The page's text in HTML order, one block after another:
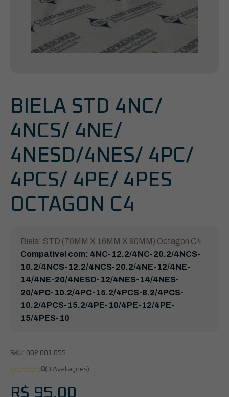
BIELA STD 4NC/
4NCS/ 4NE/
4NESD/4NES/ 4PC/
4PCS/ 4PE/ 4PES
OCTAGON C4
Biela: STD (70MM X 16MM X 90MM) Octagon C4
Compatível com: 4NC-12.2/4NC-20.2/4NCS-
10.2/4NCS-12.2/4NCS-20.2/4NE-12/4NE-
14/4NE-20/4NESD-12/4NES-14/4NES-
20/4PC-10.2/4PC-15.2/4PCS-8.2/4PCS-
10.2/4PCS-15.2/4PE-10/4PE-12/4PE-
15/4PES-10
SKU: 002.001.055
0(0 Avaliações)
R$ 95,00